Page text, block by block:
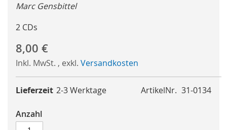
of
images
gallery
Marc Gensbittel
2 CDs
8,00 €
Inkl. MwSt. , exkl. Versandkosten
ArtikelNr. 31-0134
Lieferzeit 2-3 Werktage
Anzahl